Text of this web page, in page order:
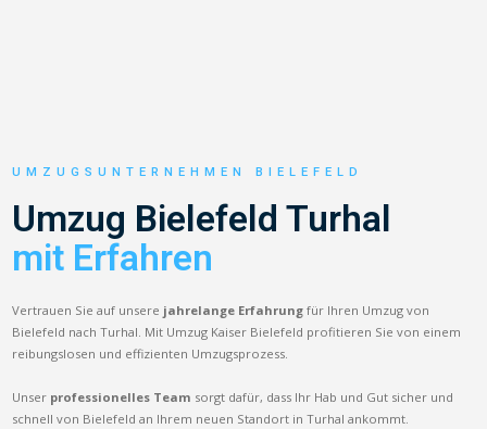
UMZUGSUNTERNEHMEN BIELEFELD
Umzug Bielefeld Turhal
mit Erfahren
Vertrauen Sie auf unsere jahrelange Erfahrung für Ihren Umzug von
Bielefeld nach Turhal. Mit Umzug Kaiser Bielefeld profitieren Sie von einem
reibungslosen und effizienten Umzugsprozess.
Unser professionelles Team sorgt dafür, dass Ihr Hab und Gut sicher und
schnell von Bielefeld an Ihrem neuen Standort in Turhal ankommt.